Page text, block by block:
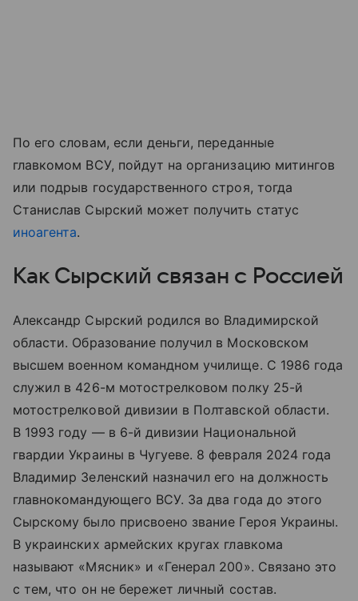
По его словам, если деньги, переданные
главкомом ВСУ, пойдут на организацию митингов
или подрыв государственного строя, тогда
Станислав Сырский может получить статус
иноагента.
Как Сырский связан с Россией
Александр Сырский родился во Владимирской
области. Образование получил в Московском
высшем военном командном училище. С 1986 года
служил в 426-м мотострелковом полку 25-й
мотострелковой дивизии в Полтавской области.
В 1993 году — в 6-й дивизии Национальной
гвардии Украины в Чугуеве. 8 февраля 2024 года
Владимир Зеленский назначил его на должность
главнокомандующего ВСУ. За два года до этого
Сырскому было присвоено звание Героя Украины.
В украинских армейских кругах главкома
называют «Мясник» и «Генерал 200». Связано это
с тем, что он не бережет личный состав.